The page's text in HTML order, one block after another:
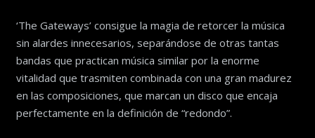
‘The Gateways’ consigue la magia de retorcer la música
sin alardes innecesarios, separándose de otras tantas
bandas que practican música similar por la enorme
vitalidad que trasmiten combinada con una gran madurez
en las composiciones, que marcan un disco que encaja
perfectamente en la definición de “redondo”.